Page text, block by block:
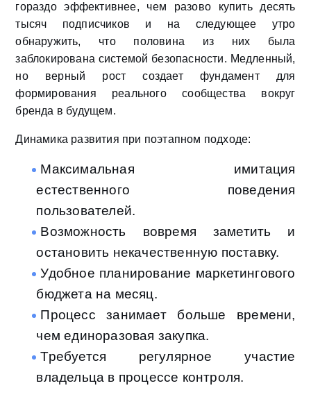
гораздо эффективнее, чем разово купить десять
тысяч подписчиков и на следующее утро
обнаружить, что половина из них была
заблокирована системой безопасности. Медленный,
но верный рост создает фундамент для
формирования реального сообщества вокруг
бренда в будущем.
Динамика развития при поэтапном подходе:
Максимальная имитация
естественного поведения
пользователей.
Возможность вовремя заметить и
остановить некачественную поставку.
Удобное планирование маркетингового
бюджета на месяц.
Процесс занимает больше времени,
чем единоразовая закупка.
Требуется регулярное участие
владельца в процессе контроля.